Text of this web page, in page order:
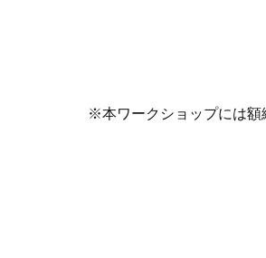
※本ワークショップには額